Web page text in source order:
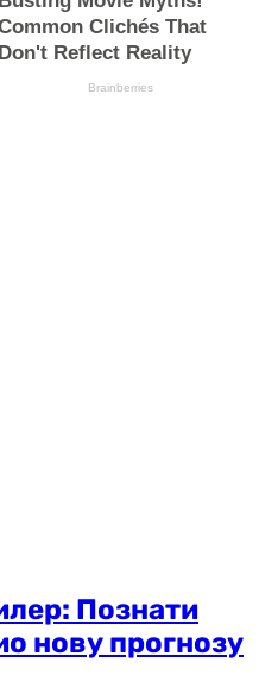
Познати
нову прогнозу